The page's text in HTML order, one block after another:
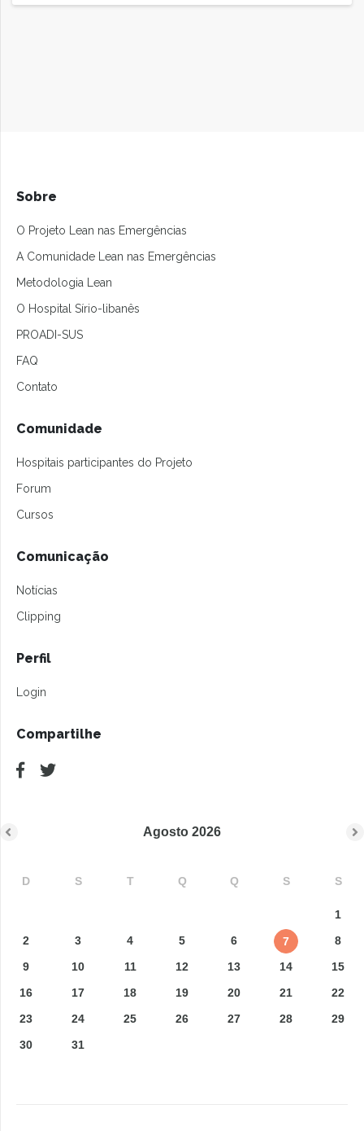
Sobre
O Projeto Lean nas Emergências
A Comunidade Lean nas Emergências
Metodologia Lean
O Hospital Sírio-libanês
PROADI-SUS
FAQ
Contato
Comunidade
Hospitais participantes do Projeto
Forum
Cursos
Comunicação
Notícias
Clipping
Perfil
Login
Compartilhe
Agosto 2026
D S T Q Q S S
1
2
3 4 5 6 7
8
9
10 11 12 13 14
15
16
17 18 19 20 21
22
23
24 25 26 27 28
29
30
31